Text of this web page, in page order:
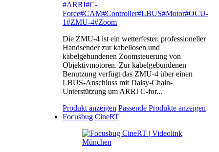
#ARRI#C-
Force#CAM#Controller#LBUS#Motor#OCU-
1#ZMU-4#Zoom
Die ZMU-4 ist ein wetterfester, professioneller
Handsender zur kabellosen und
kabelgebundenen Zoomsteuerung von
Objektivmotoren. Zur kabelgebundenen
Benutzung verfügt das ZMU-4 über einen
LBUS-Anschluss mit Daisy-Chain-
Unterstützung um ARRI C-for...
Produkt anzeigen Passende Produkte anzeigen
Focusbug CineRT